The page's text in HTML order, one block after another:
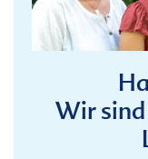
Wir